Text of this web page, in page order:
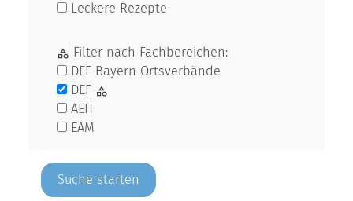
Leckere Rezepte
Filter nach Fachbereichen:
DEF Bayern Ortsverbände
DEF
AEH
EAM